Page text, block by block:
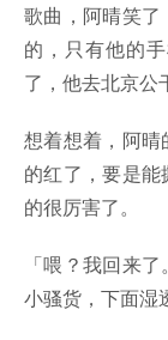
歌曲，阿晴笑
的，只有他的
了，他去北京公
想着想着，阿
的红了，要是
的很厉害了。
「喂？我回来
小骚货，下面湿